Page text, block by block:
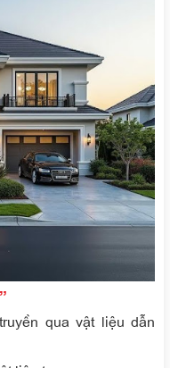
qua vật liệu dẫn